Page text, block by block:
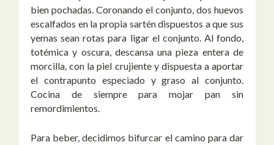
bien pochadas. Coronando el conjunto, dos huevos
escalfados en la propia sartén dispuestos a que sus
yemas sean rotas para ligar el conjunto. Al fondo,
totémica y oscura, descansa una pieza entera de
morcilla, con la piel crujiente y dispuesta a aportar
el contrapunto especiado y graso al conjunto.
Cocina de siempre para mojar pan sin
remordimientos.
Para beber, decidimos bifurcar el camino para dar